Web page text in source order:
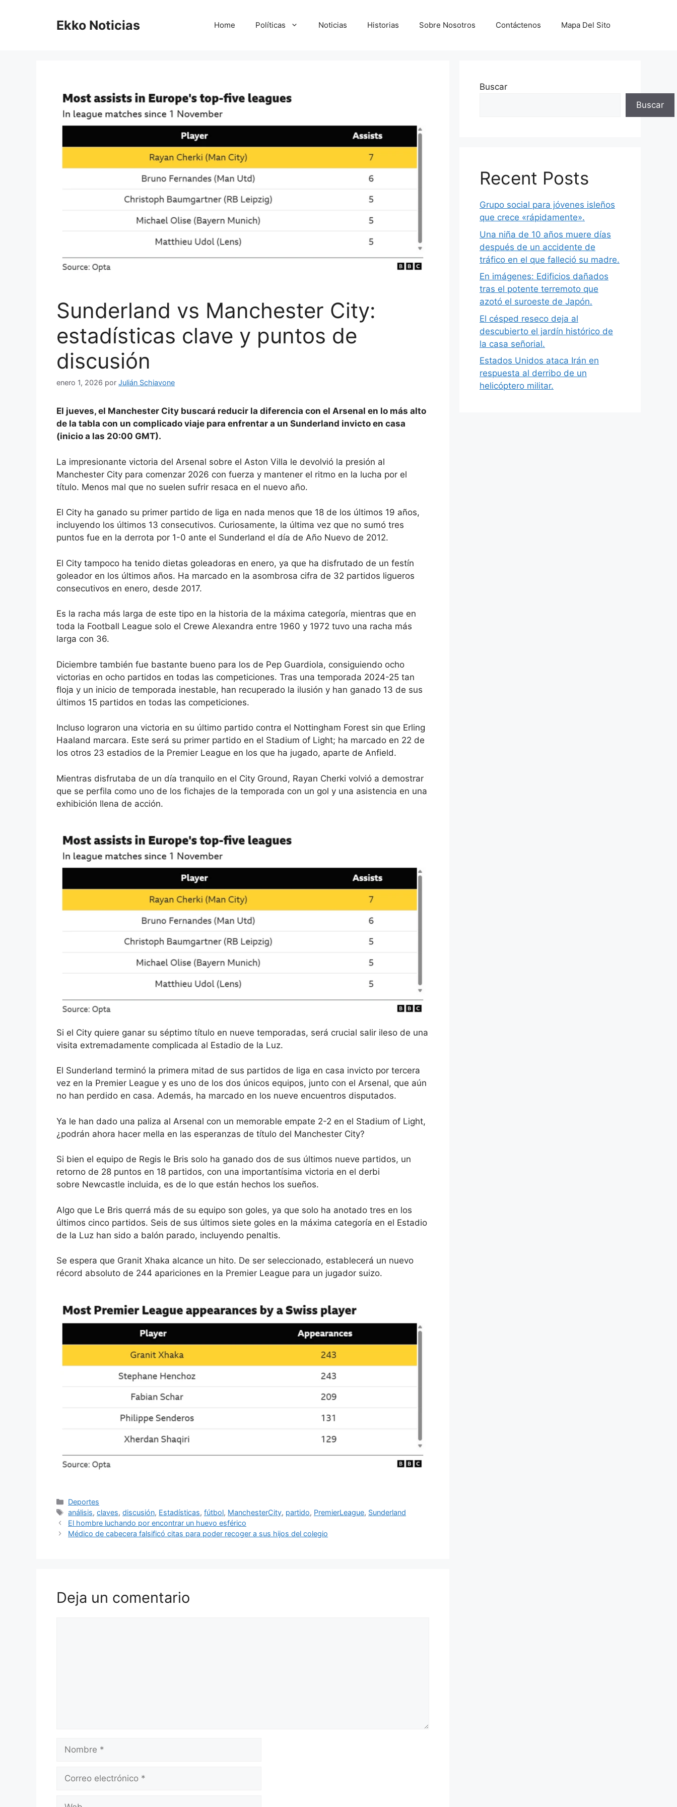
Ekko Noticias Home Políticas Noticias Historias Sobre Nosotros Contáctenos Mapa Del Sito
Sunderland vs Manchester City:
estadísticas clave y puntos de
discusión
enero 1, 2026 por Julián Schiavone
El jueves, el Manchester City buscará reducir la diferencia con el Arsenal en lo más alto
de la tabla con un complicado viaje para enfrentar a un Sunderland invicto en casa
(inicio a las 20:00 GMT).
La impresionante victoria del Arsenal sobre el Aston Villa le devolvió la presión al
Manchester City para comenzar 2026 con fuerza y ​​mantener el ritmo en la lucha por el
título. Menos mal que no suelen sufrir resaca en el nuevo año.
El City ha ganado su primer partido de liga en nada menos que 18 de los últimos 19 años,
incluyendo los últimos 13 consecutivos. Curiosamente, la última vez que no sumó tres
puntos fue en la derrota por 1-0 ante el Sunderland el día de Año Nuevo de 2012.
El City tampoco ha tenido dietas goleadoras en enero, ya que ha disfrutado de un festín
goleador en los últimos años. Ha marcado en la asombrosa cifra de 32 partidos ligueros
consecutivos en enero, desde 2017.
Es la racha más larga de este tipo en la historia de la máxima categoría, mientras que en
toda la Football League solo el Crewe Alexandra entre 1960 y 1972 tuvo una racha más
larga con 36.
Diciembre también fue bastante bueno para los de Pep Guardiola, consiguiendo ocho
victorias en ocho partidos en todas las competiciones. Tras una temporada 2024-25 tan
floja y un inicio de temporada inestable, han recuperado la ilusión y han ganado 13 de sus
últimos 15 partidos en todas las competiciones.
Incluso lograron una victoria en su último partido contra el Nottingham Forest sin que Erling
Haaland marcara. Este será su primer partido en el Stadium of Light; ha marcado en 22 de
los otros 23 estadios de la Premier League en los que ha jugado, aparte de Anfield.
Mientras disfrutaba de un día tranquilo en el City Ground, Rayan Cherki volvió a demostrar
que se perfila como uno de los fichajes de la temporada con un gol y una asistencia en una
exhibición llena de acción.
Si el City quiere ganar su séptimo título en nueve temporadas, será crucial salir ileso de una
visita extremadamente complicada al Estadio de la Luz.
El Sunderland terminó la primera mitad de sus partidos de liga en casa invicto por tercera
vez en la Premier League y es uno de los dos únicos equipos, junto con el Arsenal, que aún
no han perdido en casa. Además, ha marcado en los nueve encuentros disputados.
Ya le han dado una paliza al Arsenal con un memorable empate 2-2 en el Stadium of Light,
¿podrán ahora hacer mella en las esperanzas de título del Manchester City?
Si bien el equipo de Regis le Bris solo ha ganado dos de sus últimos nueve partidos, un
retorno de 28 puntos en 18 partidos, con una importantísima victoria en el derbi
sobre Newcastle incluida, es de lo que están hechos los sueños.
Algo que Le Bris querrá más de su equipo son goles, ya que solo ha anotado tres en los
últimos cinco partidos. Seis de sus últimos siete goles en la máxima categoría en el Estadio
de la Luz han sido a balón parado, incluyendo penaltis.
Se espera que Granit Xhaka alcance un hito. De ser seleccionado, establecerá un nuevo
récord absoluto de 244 apariciones en la Premier League para un jugador suizo.
Categorías
Deportes
Etiquetas
análisis,claves,discusión, Estadísticas,fútbol, ManchesterCity, partido, PremierLeague, Sunderland
El hombre luchando por encontrar un huevo esférico
Médico de cabecera falsificó citas para poder recoger a sus hijos del colegio
Deja un comentario
electrónico
Buscar
Buscar
Recent Posts
Grupo social para jóvenes isleños
que crece «rápidamente».
Una niña de 10 años muere días
después de un accidente de
tráfico en el que falleció su madre.
En imágenes: Edificios dañados
tras el potente terremoto que
azotó el suroeste de Japón.
El césped reseco deja al
descubierto el jardín histórico de
la casa señorial.
Estados Unidos ataca Irán en
respuesta al derribo de un
helicóptero militar.